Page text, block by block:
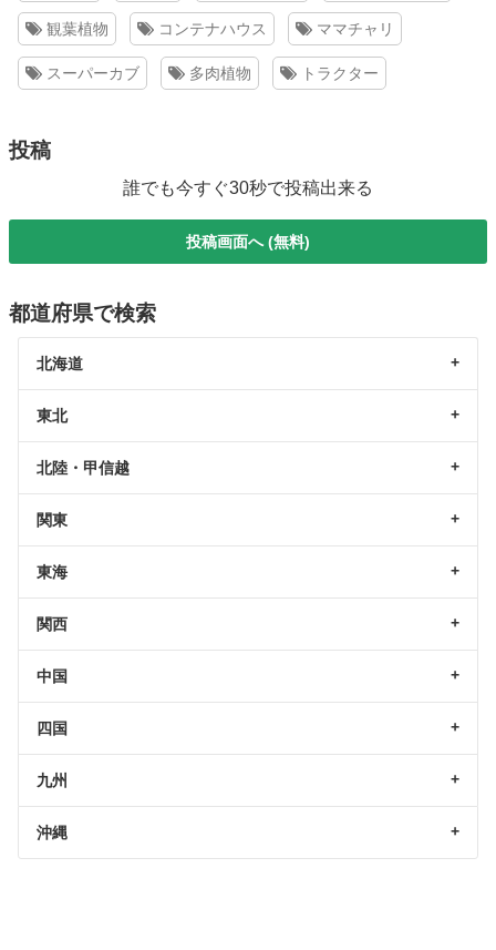
観葉植物 コンテナハウス ママチャリ
スーパーカブ 多肉植物 トラクター
投稿
誰でも今すぐ30秒で投稿出来る
投稿画面へ (無料)
都道府県で検索
北海道
東北
北陸・甲信越
関東
東海
関西
中国
四国
九州
沖縄